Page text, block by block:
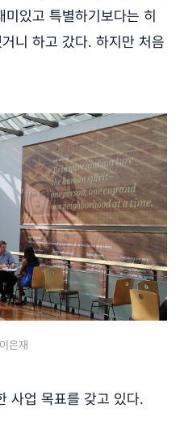
있고 특별하기보다는 히
니 하고 갔다. 하지만 처음
은재
사업 목표를 갖고 있다.